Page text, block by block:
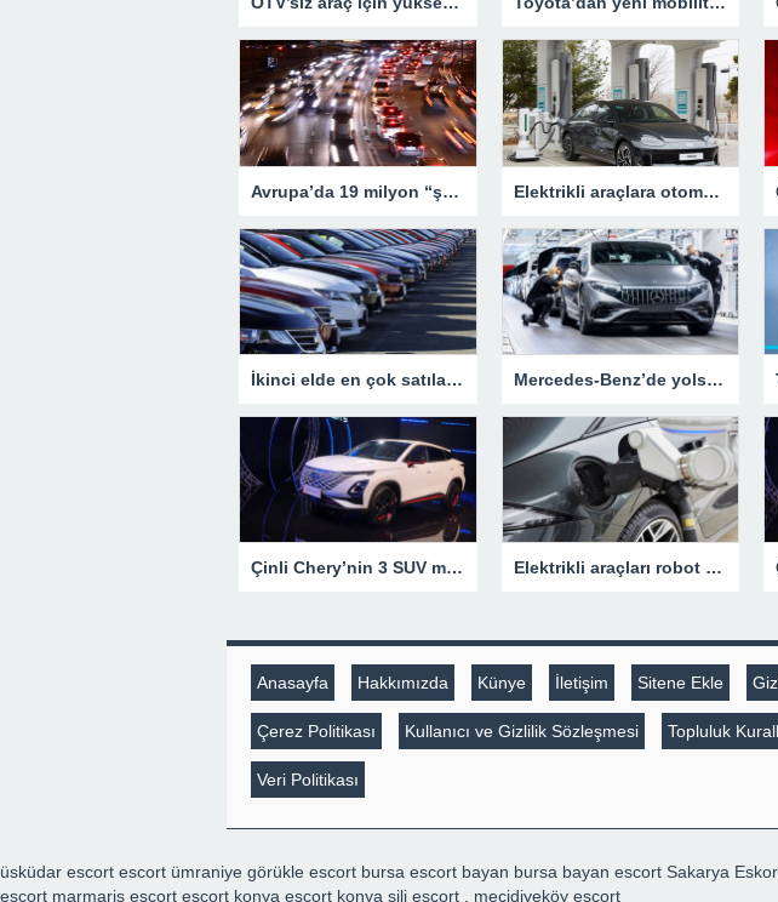
Avrupa’da 19 milyon “şüpheli” araç var Elektrikli araçlara otomatik şarj robotu
İkinci elde en çok satılan markalar belli oldu Mercedes-Benz’de yolsuzluk şoku – Otomobil Haberleri
Çinli Chery’nin 3 SUV modeli Türkiye’de satışa çıktı Elektrikli araçları robot yardımı ile edecek
Anasayfa Hakkımızda Künye İletişim Sitene Ekle
Çerez Politikası Kullanıcı ve Gizlilik Sözleşmesi Topluluk
Veri Politikası
üsküdar escort escort ümraniye görükle escort bursa escort bayan bursa bayan escort Sakarya
escort marmaris escort escort konya escort konya şili escort mecidiyeköy escort